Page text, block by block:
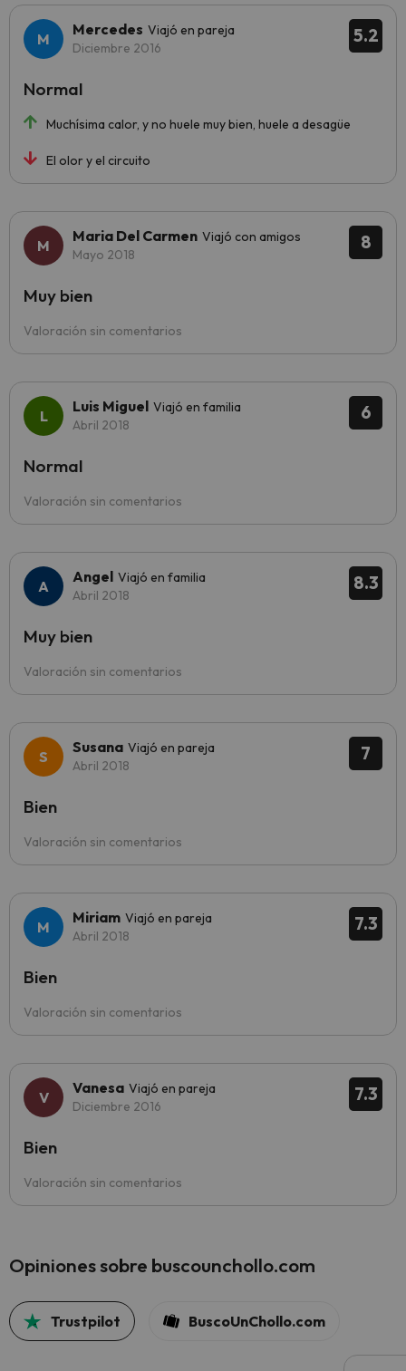
5.2
Mercedes Viajó en pareja
Diciembre 2016
Muchísima calor, y no huele muy bien, huele a desagüe
El olor y el circuito
Normal
8
Maria Del Carmen Viajó con amigos
Mayo 2018
Valoración sin comentarios
Muy bien
6
Luis Miguel Viajó en familia
Abril 2018
Valoración sin comentarios
Normal
8.3
Angel Viajó en familia
Abril 2018
Valoración sin comentarios
Muy bien
7
Susana Viajó en pareja
Abril 2018
Valoración sin comentarios
Bien
7.3
Miriam Viajó en pareja
Abril 2018
Valoración sin comentarios
Bien
7.3
Vanesa Viajó en pareja
Diciembre 2016
Valoración sin comentarios
Bien
Opiniones sobre buscounchollo.com
Trustpilot BuscoUnChollo.com